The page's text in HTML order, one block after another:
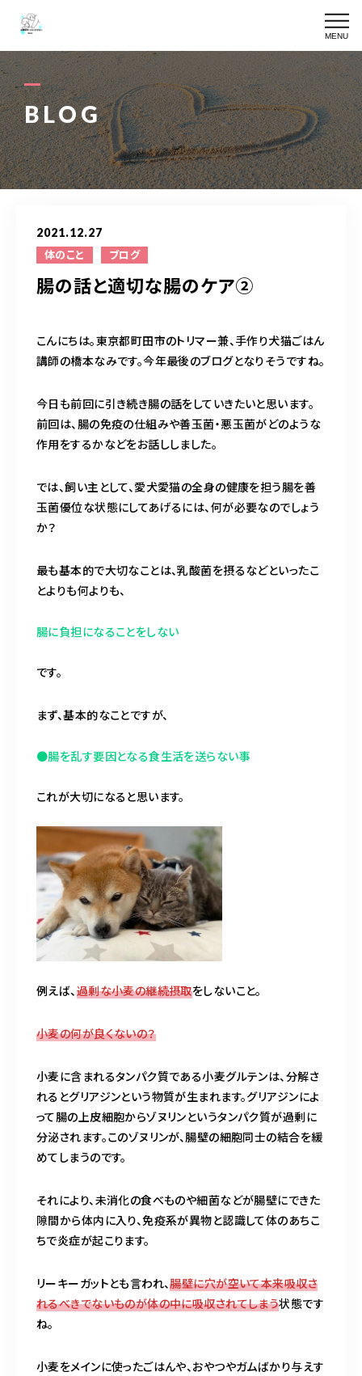
MENU
BLOG
2021.12.27
体のこと ブログ
腸の話と適切な腸のケア②
こんにちは。東京都町田市のトリマー兼、手作り犬猫ごはん
講師の橋本なみです。今年最後のブログとなりそうですね。
今日も前回に引き続き腸の話をしていきたいと思います。
前回は、腸の免疫の仕組みや善玉菌・悪玉菌がどのような
作用をするかなどをお話ししました。
では、飼い主として、愛犬愛猫の全身の健康を担う腸を善
玉菌優位な状態にしてあげるには、何が必要なのでしょう
か？
最も基本的で大切なことは、乳酸菌を摂るなどといったこ
とよりも何よりも、
腸に負担になることをしない
です。
まず、基本的なことですが、
●腸を乱す要因となる食生活を送らない事
これが大切になると思います。
例えば、過剰な小麦の継続摂取をしないこと。
小麦の何が良くないの？
小麦に含まれるタンパク質である小麦グルテンは、分解さ
れるとグリアジンという物質が生まれます。グリアジンによ
って腸の上皮細胞からゾヌリンというタンパク質が過剰に
分泌されます。このゾヌリンが、腸壁の細胞同士の結合を緩
めてしまうのです。
それにより、未消化の食べものや細菌などが腸壁にできた
隙間から体内に入り、免疫系が異物と認識して体のあちこ
ちで炎症が起こります。
リーキーガットとも言われ、腸壁に穴が空いて本来吸収さ
れるべきでないものが体の中に吸収されてしまう状態です
ね。
小麦をメインに使ったごはんや、おやつやガムばかり与えす
SKIN CARE
皮膚専門ケアの詳細
TRIMMING
皮膚専門メニュー一覧
YURURIN
ゆるりんケア
BLOG
ACCESS
アクセス
09098575556
予約をお願いいたします（ホーム画面下の小さなLINEマークより）
LINEよりお問い合わせください)